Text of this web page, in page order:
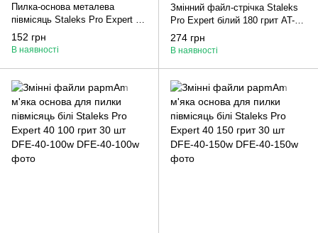
Пилка-основа металева
півмісяць Staleks Pro Expert 40
MBE-40
152 грн
В наявності
Змінний файл-стрічка Staleks
Pro Expert білий 180 грит AT-
180w
274 грн
В наявності